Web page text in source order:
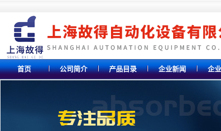
首页 公司简介 产品目录 企业新闻 企